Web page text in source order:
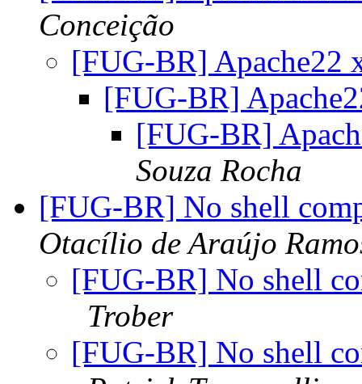
Conceição
[FUG-BR] Apache22
[FUG-BR]
[FUG-BR]
Souza Rocha
[FUG-BR] No shell
Otacílio de Araújo
[FUG-BR] No shell
Trober
[FUG-BR] No shell